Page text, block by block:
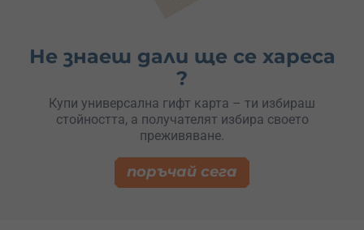
Не знаеш дали ще се хареса
?
Купи универсална гифт карта – ти избираш
стойността, а получателят избира своето
преживяване.
поръчай сега